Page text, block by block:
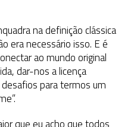
na definição clássica
era necessário isso. E é
ao mundo original
dar-nos a licença
para termos um
que eu acho que todos